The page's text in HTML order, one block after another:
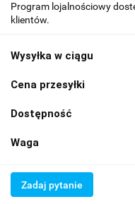
Program lojalnościowy
klientów.
Wysyłka w ciągu
Cena przesyłki
Dostępność
Waga
Zadaj pytanie